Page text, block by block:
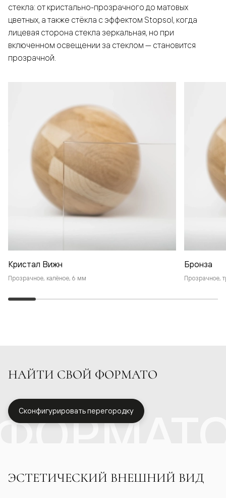
стекла: от кристально-прозрачного до матовых
цветных, а также стёкла с эффектом Stopsol, когда
лицевая сторона стекла зеркальная, но при
включенном освещении за стеклом — становится
прозрачной.
Кристал Вижн
Прозрачное, калёное, 6 мм
Бронза
Прозрачное,
НАЙТИ СВОЙ ФОРМАТО
Сконфигурировать перегородку
ЭСТЕТИЧЕСКИЙ ВНЕШНИЙ ВИД